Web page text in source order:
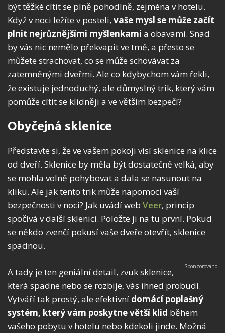
být těžké cítit se plně pohodlně, zejména v hotelu.
Když v noci ležíte v posteli, vaše mysl se může začít
plnit nejrůznějšími myšlenkami a obavami. Snad
by vás nic nemělo překvapit ve tmě, a přesto se
můžete strachovat, co se může schovávat za
zatemněnými dveřmi. Ale co kdybychom vám řekli,
že existuje jednoduchý, ale důmyslný trik, který vám
pomůže cítit se klidněji a ve větším bezpečí?
Obyčejná sklenice
Představte si, že ve vašem pokoji visí sklenice na klice
od dveří. Sklenice by měla být dostatečně velká, aby
se mohla volně pohybovat a dala se nasunout na
kliku. Ale jak tento trik může napomoci vaší
bezpečnosti v noci? Jak uvádí web Veer, princip
spočívá v další sklenici. Položte ji na tu první. Pokud
se někdo zvenčí pokusí vaše dveře otevřít, sklenice
spadnou.
A tady je ten geniální detail, zvuk sklenice,
která spadne nebo se rozbije, vás ihned probudí.
Vytváří tak prostý, ale efektivní domácí poplašný
systém, který vám poskytne větší klid během
vašeho pobytu v hotelu nebo kdekoli jinde. Možná